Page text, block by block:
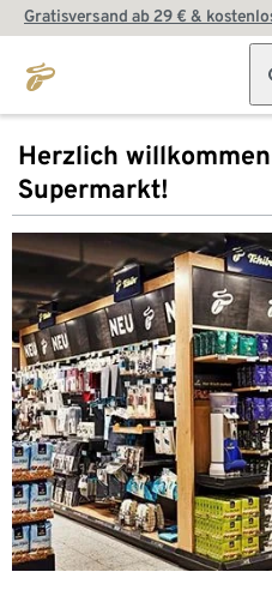
Gratisversand ab 29 € &
Herzlich
Supermarkt!